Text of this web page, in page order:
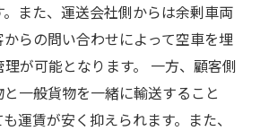
また、運送会社側からは余剰車両
らの問い合わせによって空車を埋
が可能となります。 一方、顧客側
一般貨物を一緒に輸送すること
運賃が安く抑えられます。また、